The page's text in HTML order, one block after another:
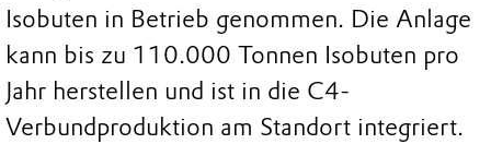
Isobuten in Betrieb genommen. Die Anlage
kann bis zu 110.000 Tonnen Isobuten pro
Jahr herstellen und ist in die C4-
Verbundproduktion am Standort integriert.